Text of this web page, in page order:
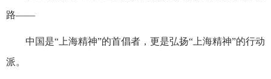
路——
中国是“上海精神”的首倡者，更是弘扬“上海精神”的行动
派。